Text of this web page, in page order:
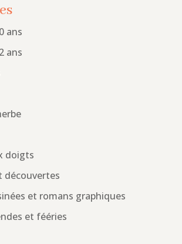
ans
ans
doigts
découvertes
et romans graphiques
et fééries